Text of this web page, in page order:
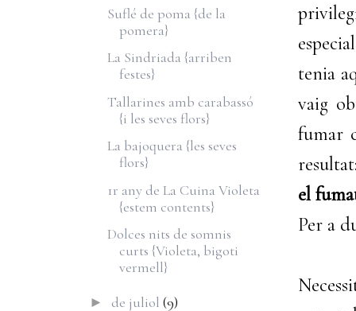
tenia
vaig
fumar
el
Per a
Suflé de poma {de la
pomera}
La Sindriada {arriben
festes}
Tallarines amb carabassó
{i les seves flors}
La bajoquera {les seves
flors}
1r any de La Cuina Violeta
{estem contents}
Dolces nits de somnis
curts {Violeta, bigoti
vermell}
► de juliol (9)